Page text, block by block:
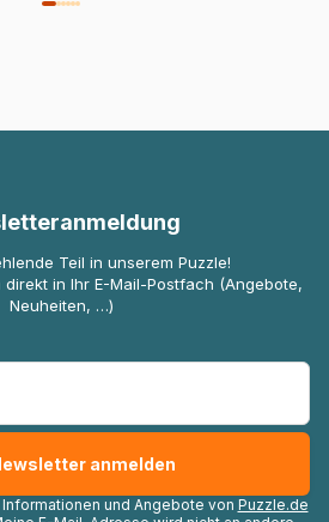
Teil in unserem Puzzle!
direkt in Ihr E-Mail-Postfach (Angebote,
Neuheiten, …)
und Angebote von Puzzle.de